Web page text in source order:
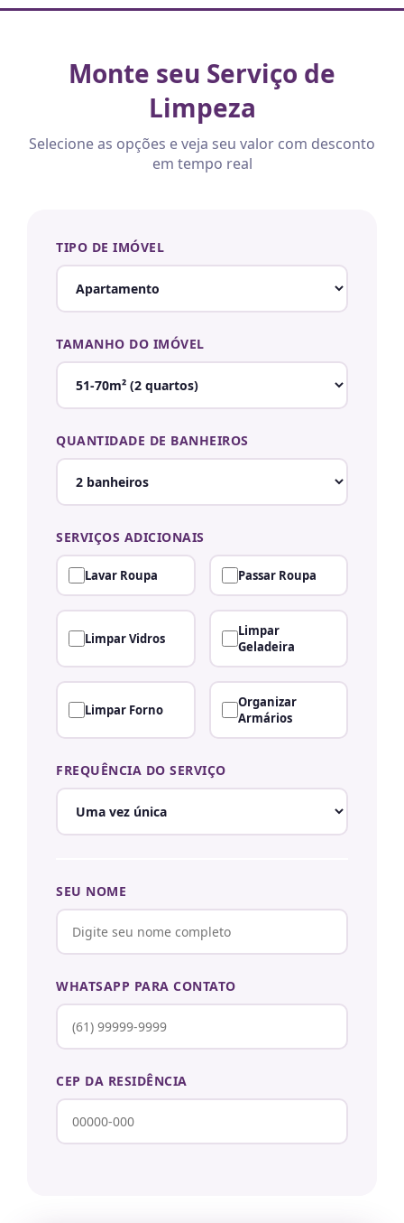
Monte seu Serviço de
Limpeza
Selecione as opções e veja seu valor com desconto
em tempo real
TIPO DE IMÓVEL
TAMANHO DO IMÓVEL
QUANTIDADE DE BANHEIROS
SERVIÇOS ADICIONAIS
Lavar Roupa Passar Roupa
Limpar Vidros
Limpar
Geladeira
Limpar Forno
Organizar
Armários
FREQUÊNCIA DO SERVIÇO
SEU NOME
WHATSAPP PARA CONTATO
CEP DA RESIDÊNCIA